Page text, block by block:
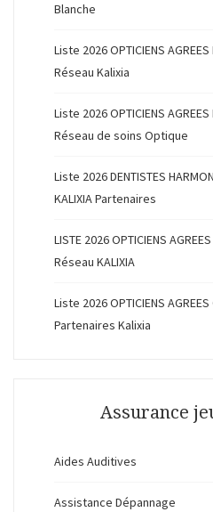
Blanche
Liste 2026 OPTICIENS
Réseau Kalixia
Liste 2026 OPTICIENS
Réseau de soins Optique
Liste 2026 DENTISTES
KALIXIA Partenaires
LISTE 2026 OPTICIENS
Réseau KALIXIA
Liste 2026 OPTICIENS
Partenaires Kalixia
Assurance
Aides Auditives
Assistance Dépannage